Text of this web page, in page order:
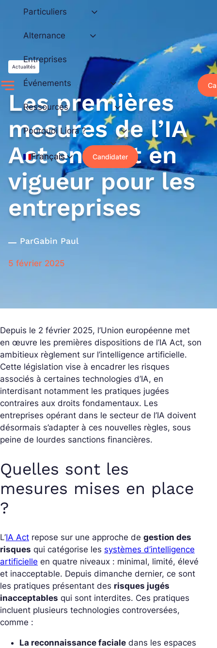
contenu
Particuliers
Alternance
Entreprises
Événements
Ressources
Pourquoi Liora ?
Français Candidater
Actualités
Les premières
mesures de l’IA
Act entrent en
vigueur pour les
entreprises
ParGabin Paul
5 février 2025
Depuis le 2 février 2025, l’Union européenne met
en œuvre les premières dispositions de l’IA Act, son
ambitieux règlement sur l’intelligence artificielle.
Cette législation vise à encadrer les risques
associés à certaines technologies d’IA, en
interdisant notamment les pratiques jugées
contraires aux droits fondamentaux. Les
entreprises opérant dans le secteur de l’IA doivent
désormais s’adapter à ces nouvelles règles, sous
peine de lourdes sanctions financières.
Quelles sont les
mesures mises en place
?
L’IA Act repose sur une approche de gestion des
risques qui catégorise les systèmes d’intelligence
artificielle en quatre niveaux : minimal, limité, élevé
et inacceptable. Depuis dimanche dernier, ce sont
les pratiques présentant des risques jugés
inacceptables qui sont interdites. Ces pratiques
incluent plusieurs technologies controversées,
comme :
La reconnaissance faciale dans les espaces